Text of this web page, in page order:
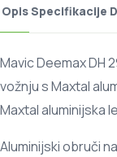
OpisSpecifikacije
Mavic Deemax DH
vožnju s Maxtal
Maxtal aluminijska
Aluminijski obruči